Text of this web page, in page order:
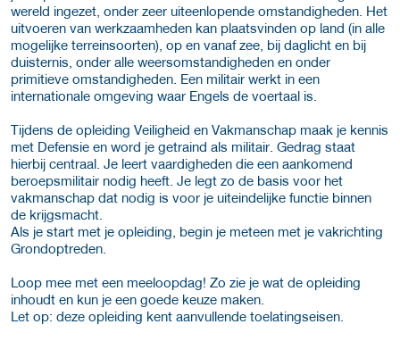
wereld ingezet, onder zeer uiteenlopende omstandigheden. Het
uitvoeren van werkzaamheden kan plaatsvinden op land (in alle
mogelijke terreinsoorten), op en vanaf zee, bij daglicht en bij
duisternis, onder alle weersomstandigheden en onder
primitieve omstandigheden. Een militair werkt in een
internationale omgeving waar Engels de voertaal is.
Tijdens de opleiding Veiligheid en Vakmanschap maak je kennis
met Defensie en word je getraind als militair. Gedrag staat
hierbij centraal. Je leert vaardigheden die een aankomend
beroepsmilitair nodig heeft. Je legt zo de basis voor het
vakmanschap dat nodig is voor je uiteindelijke functie binnen
de krijgsmacht.
Als je start met je opleiding, begin je meteen met je vakrichting
Grondoptreden.
Loop mee met een meeloopdag! Zo zie je wat de opleiding
inhoudt en kun je een goede keuze maken.
Let op: deze opleiding kent aanvullende toelatingseisen.